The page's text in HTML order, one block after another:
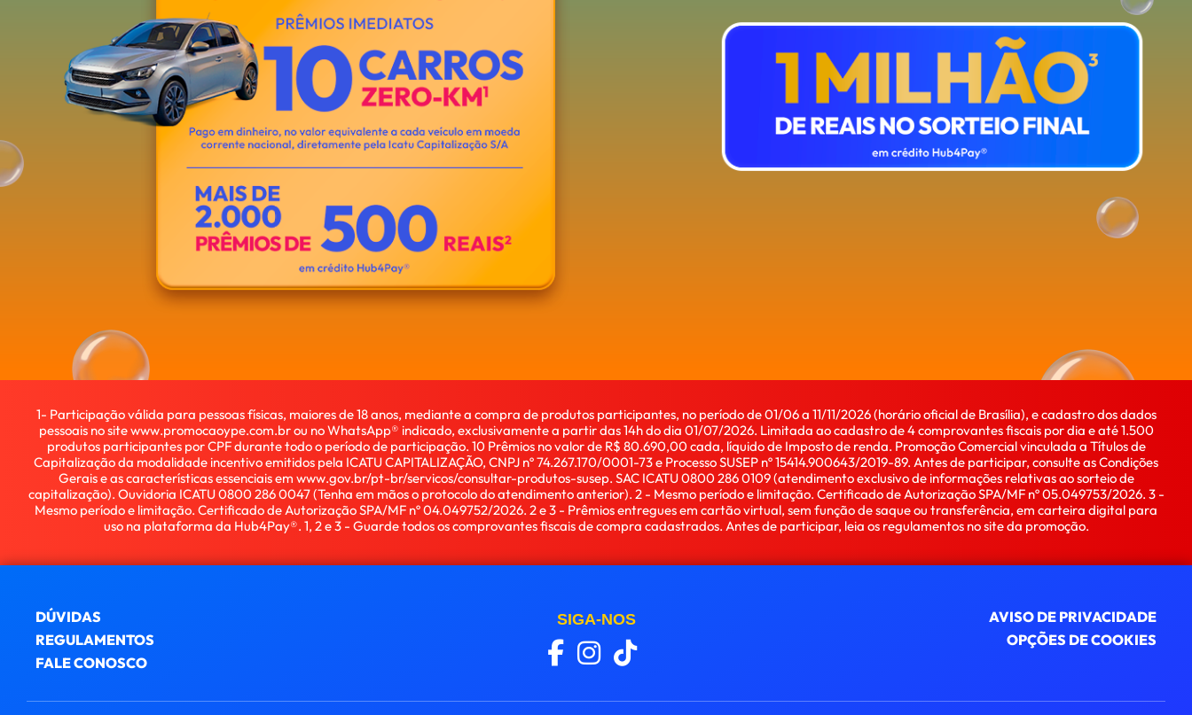
1- Participação válida para pessoas físicas, maiores de 18 anos, mediante a compra de produtos participantes, no período de 01/06 a 11/11/2026 (horário oficial de Brasília), e cadastro dos dados
pessoais no site www.promocaoype.com.br ou no WhatsApp® indicado, exclusivamente a partir das 14h do dia 01/07/2026. Limitada ao cadastro de 4 comprovantes fiscais por dia e até 1.500
produtos participantes por CPF durante todo o período de participação. 10 Prêmios no valor de R$ 80.690,00 cada, líquido de Imposto de renda. Promoção Comercial vinculada a Títulos de
Capitalização da modalidade incentivo emitidos pela ICATU CAPITALIZAÇÃO, CNPJ nº 74.267.170/0001-73 e Processo SUSEP nº 15414.900643/2019-89. Antes de participar, consulte as Condições
Gerais e as características essenciais em www.gov.br/pt-br/servicos/consultar-produtos-susep. SAC ICATU 0800 286 0109 (atendimento exclusivo de informações relativas ao sorteio de
capitalização). Ouvidoria ICATU 0800 286 0047 (Tenha em mãos o protocolo do atendimento anterior). 2 - Mesmo período e limitação. Certificado de Autorização SPA/MF nº 05.049753/2026. 3 -
Mesmo período e limitação. Certificado de Autorização SPA/MF nº 04.049752/2026. 2 e 3 - Prêmios entregues em cartão virtual, sem função de saque ou transferência, em carteira digital para
uso na plataforma da Hub4Pay®. 1, 2 e 3 - Guarde todos os comprovantes fiscais de compra cadastrados. Antes de participar, leia os regulamentos no site da promoção.
DÚVIDAS
REGULAMENTOS
FALE CONOSCO
SIGA-NOS
AVISO DE PRIVACIDADE
OPÇÕES DE COOKIES